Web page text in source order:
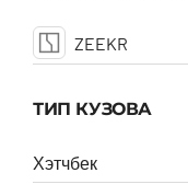
ZEEKR
ТИП КУЗОВА
Хэтчбек